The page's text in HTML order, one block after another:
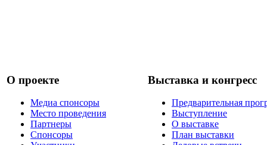
О проекте
Медиа спонсоры
Место проведения
Партнеры
Спонсоры
Выставка и конгресс
Предварительная
Выступление
О выставке
План выставки